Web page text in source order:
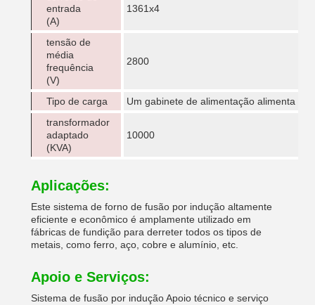
entrada
(A)
1361x4
tensão de
média
frequência
(V)
2800
Tipo de carga
Um gabinete de alimentação alimenta
transformador
adaptado
(KVA)
10000
Aplicações:
Este sistema de forno de fusão por indução altamente
eficiente e econômico é amplamente utilizado em
fábricas de fundição para derreter todos os tipos de
metais, como ferro, aço, cobre e alumínio, etc.
Apoio e Serviços:
Sistema de fusão por indução Apoio técnico e serviço